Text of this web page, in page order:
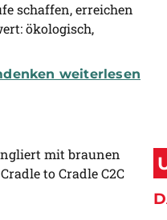
schaffen, erreichen
ökologisch,
weiterlesen